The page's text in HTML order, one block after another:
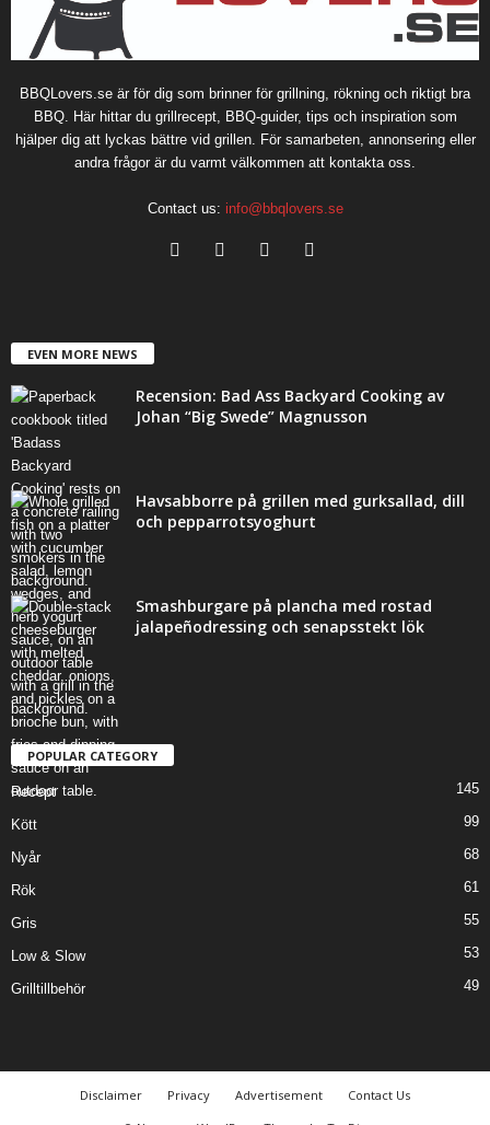
BBQLovers.se är för dig som brinner för grillning, rökning och riktigt bra
BBQ. Här hittar du grillrecept, BBQ-guider, tips och inspiration som
hjälper dig att lyckas bättre vid grillen. För samarbeten, annonsering eller
andra frågor är du varmt välkommen att kontakta oss.
Contact us: info@bbqlovers.se
EVEN MORE NEWS
Recension: Bad Ass Backyard Cooking av
Johan “Big Swede” Magnusson
Havsabborre på grillen med gurksallad, dill
och pepparrotsyoghurt
Smashburgare på plancha med rostad
jalapeñodressing och senapsstekt lök
POPULAR CATEGORY
Recept 145
Kött 99
Nyår 68
Rök 61
Gris 55
Low & Slow 53
Grilltillbehör 49
Disclaimer Privacy Advertisement
Contact Us